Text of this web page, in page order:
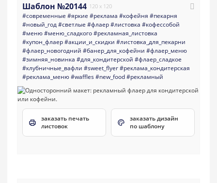
Шаблон №20144 120 x 120
#современные #яркие #реклама #кофейня #пекарня
#новый_год#светлые #флаер#листовка #кофессобой
#меню#меню_сладкого#рекламная_листовка
#купон_флаер#акции_и_скидки #листовка_для_пекарни
#флаер_новогодний #банер_для_кофейни #флаер_меню
#зимняя_новинка #для_кондитерской #флаер_сладкое
#клубничные_вафли #sweet_flyer#реклама_кондитерская
#реклама_меню#waffles#new_food#рекламный
заказать печать
листовок
заказать дизайн
по шаблону